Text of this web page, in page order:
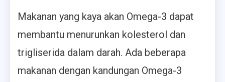
Makanan yang kaya akan Omega-3 dapat
membantu menurunkan kolesterol dan
trigliserida dalam darah. Ada beberapa
makanan dengan kandungan Omega-3